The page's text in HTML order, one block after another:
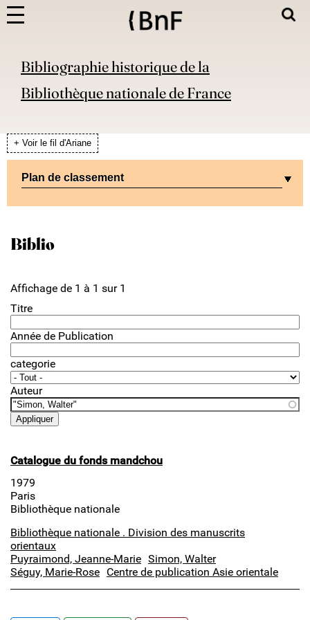
Bibliographie historique de la
Bibliothèque nationale de France
+ Voir le fil d'Ariane
Plan de classement
Biblio
Affichage de 1 à 1 sur 1
Titre
Année de Publication
categorie
Auteur
Catalogue du fonds mandchou
1979
Paris
Bibliothèque nationale
Bibliothèque nationale . Division des manuscrits
orientaux
Puyraimond, Jeanne-Marie Simon, Walter
Séguy, Marie-Rose Centre de publication Asie orientale